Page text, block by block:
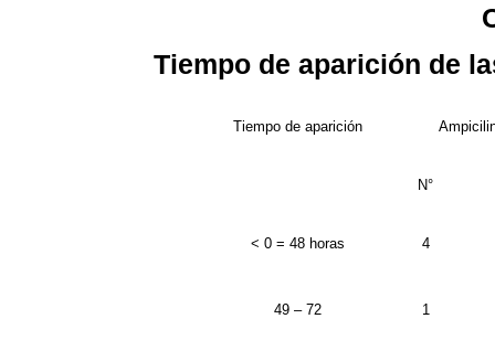
Tiempo de aparición de
Tiempo de aparición
N°
< 0 = 48 horas 4
49 – 72 1